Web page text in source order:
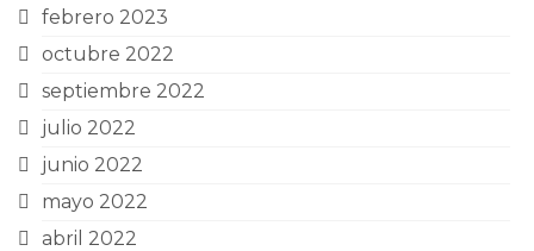
febrero 2023
octubre 2022
septiembre 2022
julio 2022
junio 2022
mayo 2022
abril 2022